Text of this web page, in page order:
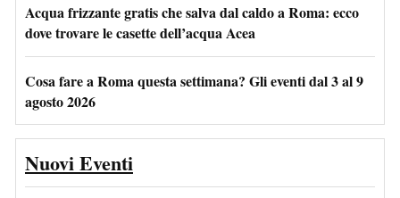
Acqua frizzante gratis che salva dal caldo a Roma: ecco
dove trovare le casette dell’acqua Acea
Cosa fare a Roma questa settimana? Gli eventi dal 3 al 9
agosto 2026
Nuovi Eventi